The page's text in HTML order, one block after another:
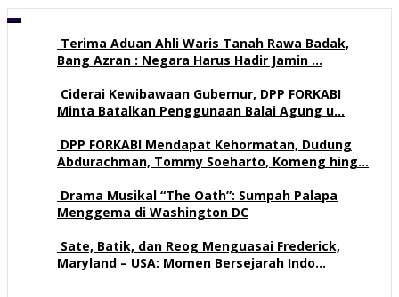
Terima Aduan Ahli Waris Tanah Rawa Badak,
Bang Azran : Negara Harus Hadir Jamin …
Ciderai Kewibawaan Gubernur, DPP FORKABI
Minta Batalkan Penggunaan Balai Agung u…
DPP FORKABI Mendapat Kehormatan, Dudung
Abdurachman, Tommy Soeharto, Komeng hing…
Drama Musikal “The Oath”: Sumpah Palapa
Menggema di Washington DC
Sate, Batik, dan Reog Menguasai Frederick,
Maryland – USA: Momen Bersejarah Indo…